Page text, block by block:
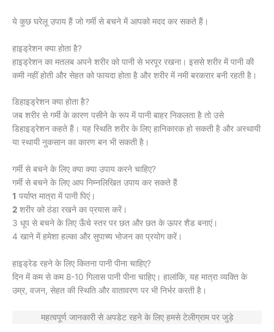
ये कुछ घरेलू उपाय हैं जो गर्मी से बचने में आपको मदद कर सकते हैं।
हाइड्रेशन क्या होता है?
हाइड्रेशन का मतलब अपने शरीर को पानी से भरपूर रखना। इससे शरीर में पानी की
कमी नहीं होती और सेहत को फायदा होता है और शरीर में नमी बरकरार बनी रहती है।
डिहाइड्रेशन क्या होता है?
जब शरीर से गर्मी के कारण पसीने के रूप में पानी बाहर निकलता है तो उसे
डिहाइड्रेशन कहते हैं। यह स्थिति शरीर के लिए हानिकारक हो सकती है और अस्थायी
या स्थायी नुकसान का कारण बन भी सकती है।
गर्मी से बचने के लिए क्या क्या उपाय करने चाहिए?
गर्मी से बचने के लिए आप निम्नलिखित उपाय कर सकते हैं
1 पर्याप्त मात्रा में पानी पिएं।
2 शरीर को ठंडा रखने का प्रयास करें।
3 धूप से बचने के लिए ऊँचे स्तर पर छत और छत के ऊपर शैड बनाएं।
4 खाने में हमेशा हल्का और सुपाच्य भोजन का प्रयोग करें।
हाइड्रेड रहने के लिए कितना पानी पीना चाहिए?
दिन में कम से कम 8-10 गिलास पानी पीना चाहिए। हालांकि, यह मात्रा व्यक्ति के
उम्र, वजन, सेहत की स्थिति और वातावरण पर भी निर्भर करती है।
महत्वपूर्ण जानकारी से अपडेट रहने के लिए हमसे टेलीग्राम पर जुड़े